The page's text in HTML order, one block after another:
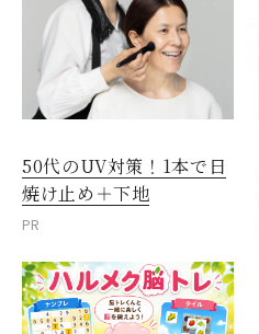
50代のUV対策！1本で日
焼け止め＋下地
PR